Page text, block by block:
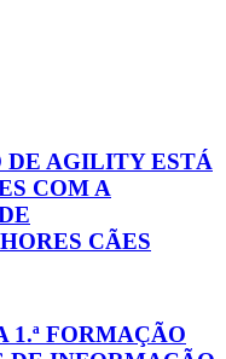
DE AGILITY ESTÁ
COM A
CÃES
1.ª FORMAÇÃO